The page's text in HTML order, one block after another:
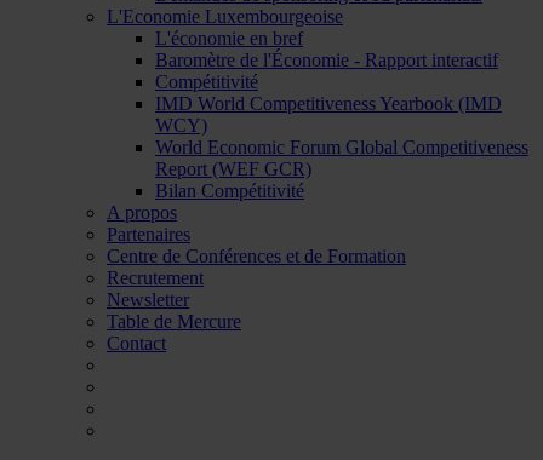
L'Economie Luxembourgeoise
L'économie en bref
Baromètre de l'Économie - Rapport interactif
Compétitivité
IMD World Competitiveness Yearbook (IMD
WCY)
World Economic Forum Global Competitiveness
Report (WEF GCR)
Bilan Compétitivité
A propos
Partenaires
Centre de Conférences et de Formation
Recrutement
Newsletter
Table de Mercure
Contact